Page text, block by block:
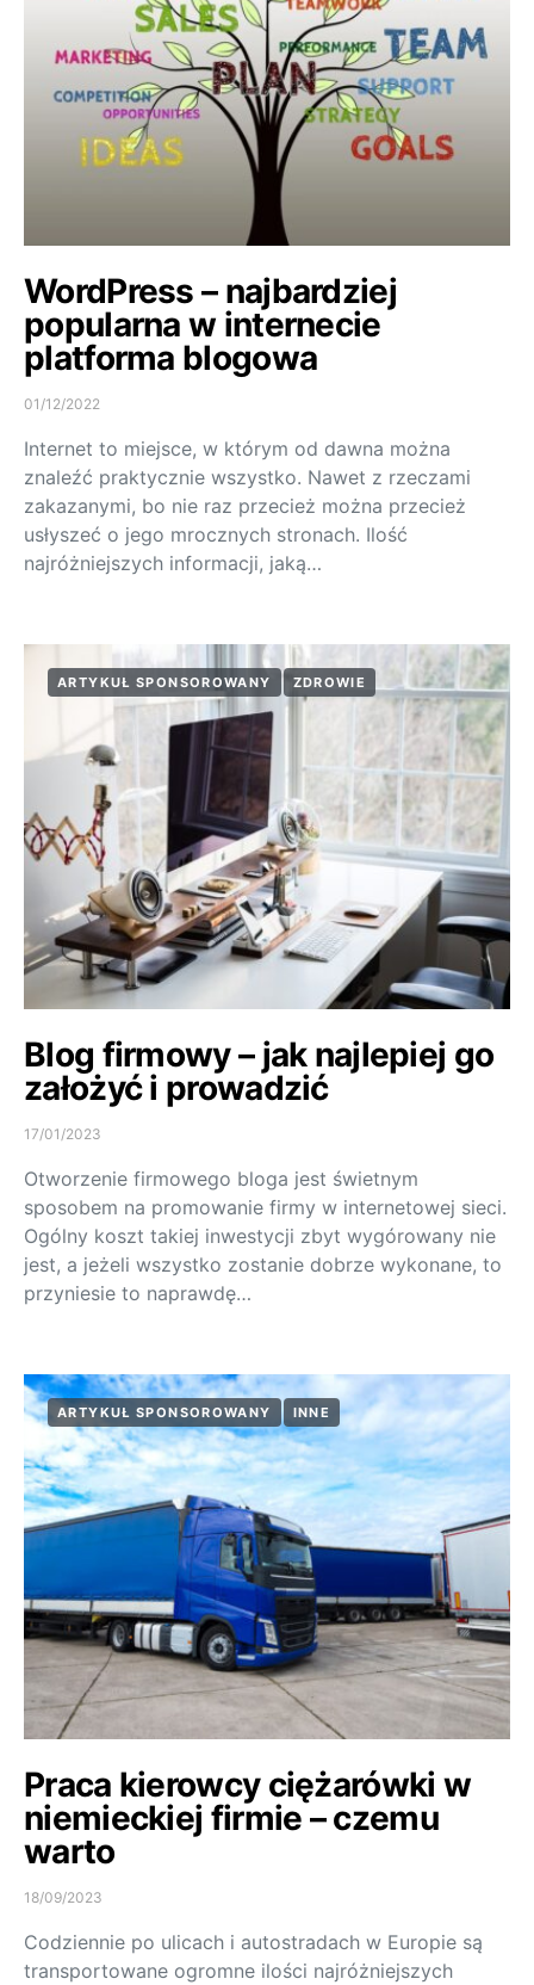
WordPress – najbardziej
popularna w internecie
platforma blogowa
01/12/2022
Internet to miejsce, w którym od dawna można
znaleźć praktycznie wszystko. Nawet z rzeczami
zakazanymi, bo nie raz przecież można przecież
usłyszeć o jego mrocznych stronach. Ilość
najróżniejszych informacji, jaką…
ARTYKUŁ SPONSOROWANY ZDROWIE
Blog firmowy – jak najlepiej go
założyć i prowadzić
17/01/2023
Otworzenie firmowego bloga jest świetnym
sposobem na promowanie firmy w internetowej sieci.
Ogólny koszt takiej inwestycji zbyt wygórowany nie
jest, a jeżeli wszystko zostanie dobrze wykonane, to
przyniesie to naprawdę…
ARTYKUŁ SPONSOROWANY INNE
Praca kierowcy ciężarówki w
niemieckiej firmie – czemu
warto
18/09/2023
Codziennie po ulicach i autostradach w Europie są
transportowane ogromne ilości najróżniejszych